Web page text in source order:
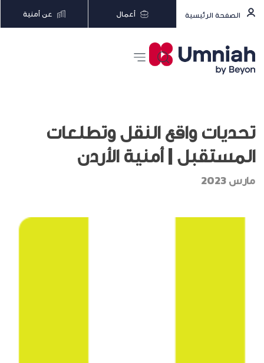
الصفحة الرئيسية أعمال عن أمنية
تحديات واقع النقل وتطلعات
المستقبل | أمنية الأردن
مارس 2023